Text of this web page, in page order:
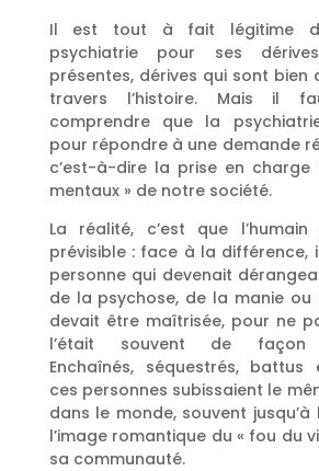
Il est tout à fait légitime
psychiatrie pour ses
présentes, dérives qui sont bien
travers l’histoire. Mais il
comprendre que la
pour répondre à une demande
c’est-à-dire la prise en charge
mentaux » de notre société.
La réalité, c’est que
prévisible : face à la différence,
personne qui devenait
de la psychose, de la manie
devait être maîtrisée, pour ne
l’était souvent de façon
Enchaînés, séquestrés, battus
ces personnes subissaient le
dans le monde, souvent
l’image romantique du « fou du
sa communauté.